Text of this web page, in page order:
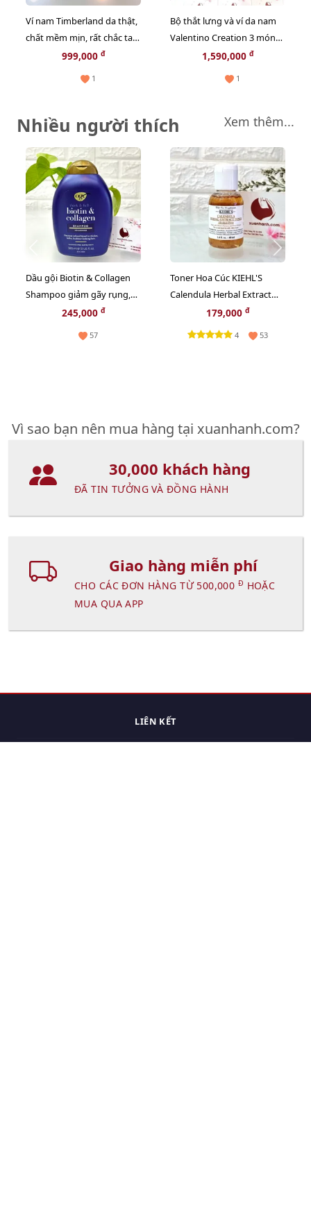
Ví nam Timberland da thật,
chất mềm mịn, rất chắc tay
- #Đen sang trọng (New)
999,000 đ
1
Bộ thắt lưng và ví da nam
Valentino Creation 3 món
da thật (LIMITED)
1,590,000 đ
1
Nhiều người thích Xem thêm...
Dầu gội Biotin & Collagen
Shampoo giảm gãy rụng,
mềm mượt, bồng bềnh -
245,000 đ
57
Toner Hoa Cúc KIEHL'S
Calendula Herbal Extract
cân bằng độ ẩm và sạch
sâu - 40ml
179,000 đ
4 53
Vì sao bạn nên mua hàng tại xuanhanh.com?
30,000 khách hàng
ĐÃ TIN TƯỞNG VÀ ĐỒNG HÀNH
Giao hàng miễn phí
CHO CÁC ĐƠN HÀNG TỪ 500,000 Đ HOẶC
MUA QUA APP
LIÊN KẾT